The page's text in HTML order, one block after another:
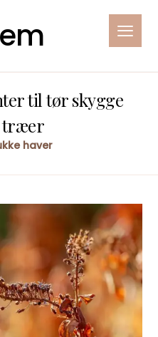
til tør skygge
træer
haver